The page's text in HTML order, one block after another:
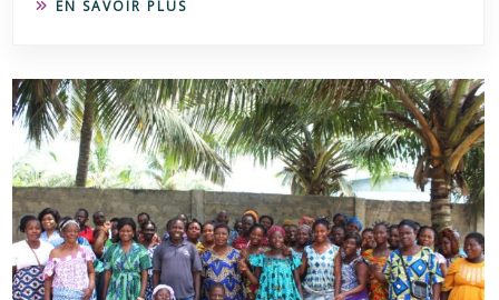
EN SAVOIR PLUS